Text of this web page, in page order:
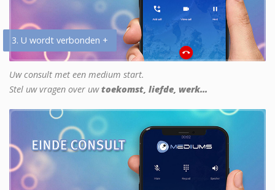
3. U wordt verbonden +
Uw consult met een medium start.
Stel uw vragen over uwtoekomst, liefde, werk...